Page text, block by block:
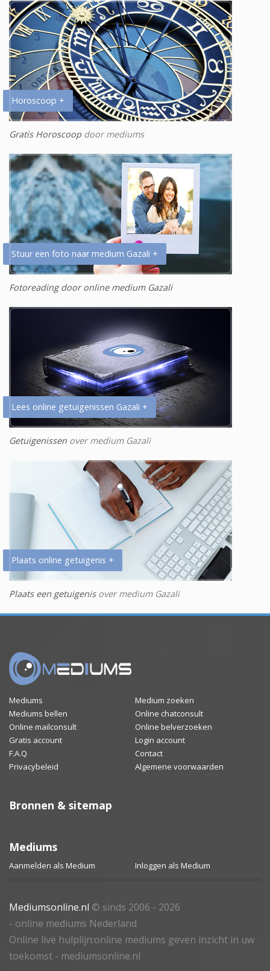
Horoscoop +
Gratis Horoscoopdoor mediums
Stuur een foto naar medium Gazali +
Fotoreading door online medium Gazali
Lees online getuigenissen Gazali +
Getuigenissen over medium Gazali
Plaats online getuigenis +
Plaats een getuigenisover medium Gazali
Mediums
Medium zoeken
Mediums bellen
Online chatconsult
Online mailconsult
Online belverzoeken
Gratis account
Login account
F.A.Q
Contact
Privacybeleid
Algemene voorwaarden
Bronnen & sitemap
Mediums
Aanmelden als Medium Inloggen als Medium
Mediumsonline.nl © sinds 2006 - 2026
- online mediums Nederland
Online live hulplijn:online mediums geven inzicht in uw
toekomst - mediumsonline.nl